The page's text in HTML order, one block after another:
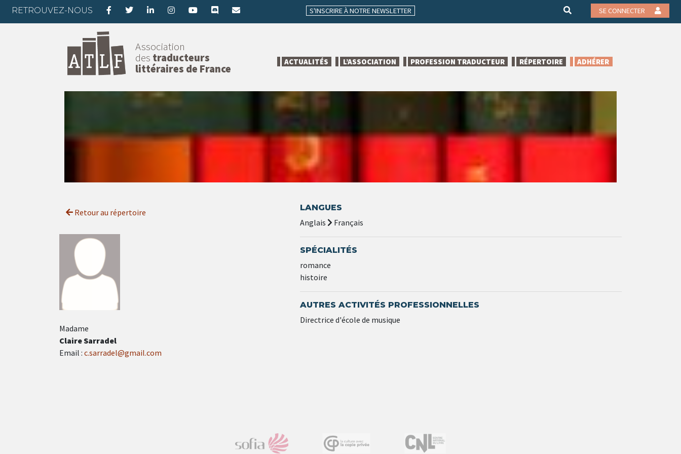
RETROUVEZ-NOUS S'INSCRIRE À NOTRE NEWSLETTER SE CONNECTER
Association
des traducteurs
littéraires de France
ACTUALITÉS L’ASSOCIATION PROFESSION TRADUCTEUR RÉPERTOIRE ADHÉRER
Retour au répertoire
Madame
Claire Sarradel
Email : c.sarradel@gmail.com
LANGUES
Anglais Français
SPÉCIALITÉS
romance
histoire
AUTRES ACTIVITÉS PROFESSIONNELLES
Directrice d'école de musique